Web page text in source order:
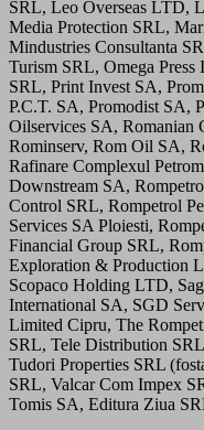
SRL, Leo Overseas LTD,
Media Protection SRL,
Mindustries Consultanta
Turism SRL, Omega
SRL, Print Invest SA,
P.C.T. SA, Promodist SA,
Oilservices SA,
Rominserv, Rom Oil SA,
Rafinare Complexul
Downstream SA,
Control SRL, Rompetrol
Services SA Ploiesti,
Financial Group SRL,
Exploration & Production
Scopaco Holding LTD,
International SA, SGD
Limited Cipru, The
SRL, Tele Distribution
Tudori Properties SRL
SRL, Valcar Com Impex
Tomis SA, Editura Ziua